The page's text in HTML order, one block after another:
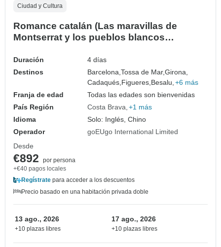
Ciudad y Cultura
Romance catalán (Las maravillas de
Montserrat y los pueblos blancos
Duración
4 días
Destinos
Barcelona,Tossa de Mar,Girona,
Cadaqués,Figueres,Besalu, +6 más
Franja de edad
Todas las edades son bienvenidas
País Región
Costa Brava +1 más
Idioma
Solo: Inglés, Chino
Operador
goEUgo International Limited
Desde
€892
por persona
+€40 pagos locales
Regístrate para acceder a los descuentos
Precio basado en una habitación privada doble
13 ago., 2026
+10 plazas libres
17 ago., 2026
+10 plazas libres